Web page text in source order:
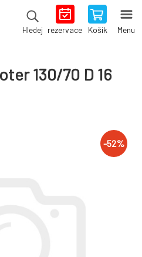
Hledej rezervace Košík Menu
130/70 D 16
-52%